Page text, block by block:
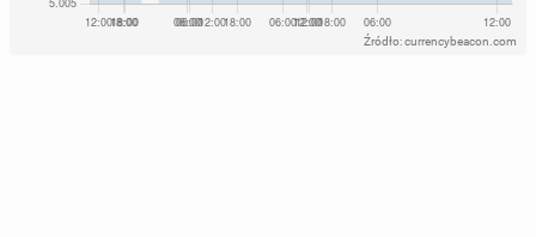
Źródło: currencybeacon.com